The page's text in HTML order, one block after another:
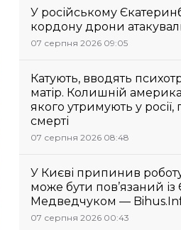
У російському
кордону дрони
07 серпня 2026 09:05
Катують, вводять
матір. Колишній
якого утримують у
смерті
07 серпня 2026 08:48
У Києві припинив
може бути пов’язаний
Медведчуком —
07 серпня 2026 00:43